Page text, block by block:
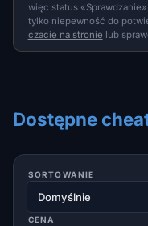
więc status
tylko niepewność do
czacie na stronie lub
Dostępne
SORTOWANIE
CENA